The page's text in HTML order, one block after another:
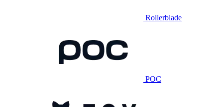
Rollerblade
POC